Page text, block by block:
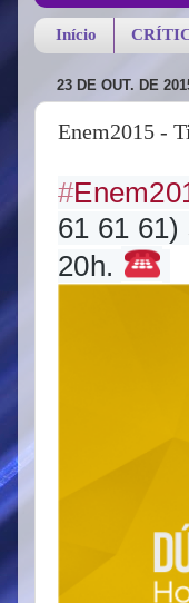
Início
23 DE OUT. DE
Enem2015 -
#
61 61
20h.